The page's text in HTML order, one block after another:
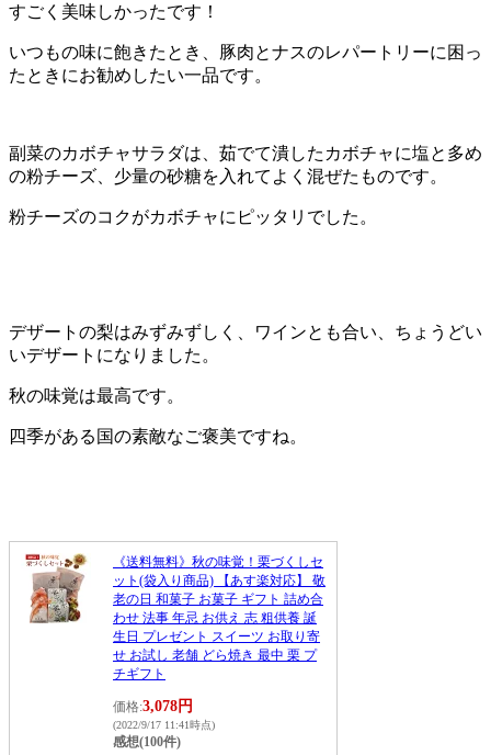
すごく美味しかったです！
いつもの味に飽きたとき、豚肉とナスのレパートリーに困っ
たときにお勧めしたい一品です。
副菜のカボチャサラダは、茹でて潰したカボチャに塩と多め
の粉チーズ、少量の砂糖を入れてよく混ぜたものです。
粉チーズのコクがカボチャにピッタリでした。
デザートの梨はみずみずしく、ワインとも合い、ちょうどい
いデザートになりました。
秋の味覚は最高です。
四季がある国の素敵なご褒美ですね。
《送料無料》秋の味覚！栗づくしセ
ット(袋入り商品) 【あす楽対応】 敬
老の日 和菓子 お菓子 ギフト 詰め合
わせ 法事 年忌 お供え 志 粗供養 誕
生日 プレゼント スイーツ お取り寄
せ お試し 老舗 どら焼き 最中 栗 プ
チギフト
価格:3,078円
(2022/9/17 11:41時点)
感想(100件)